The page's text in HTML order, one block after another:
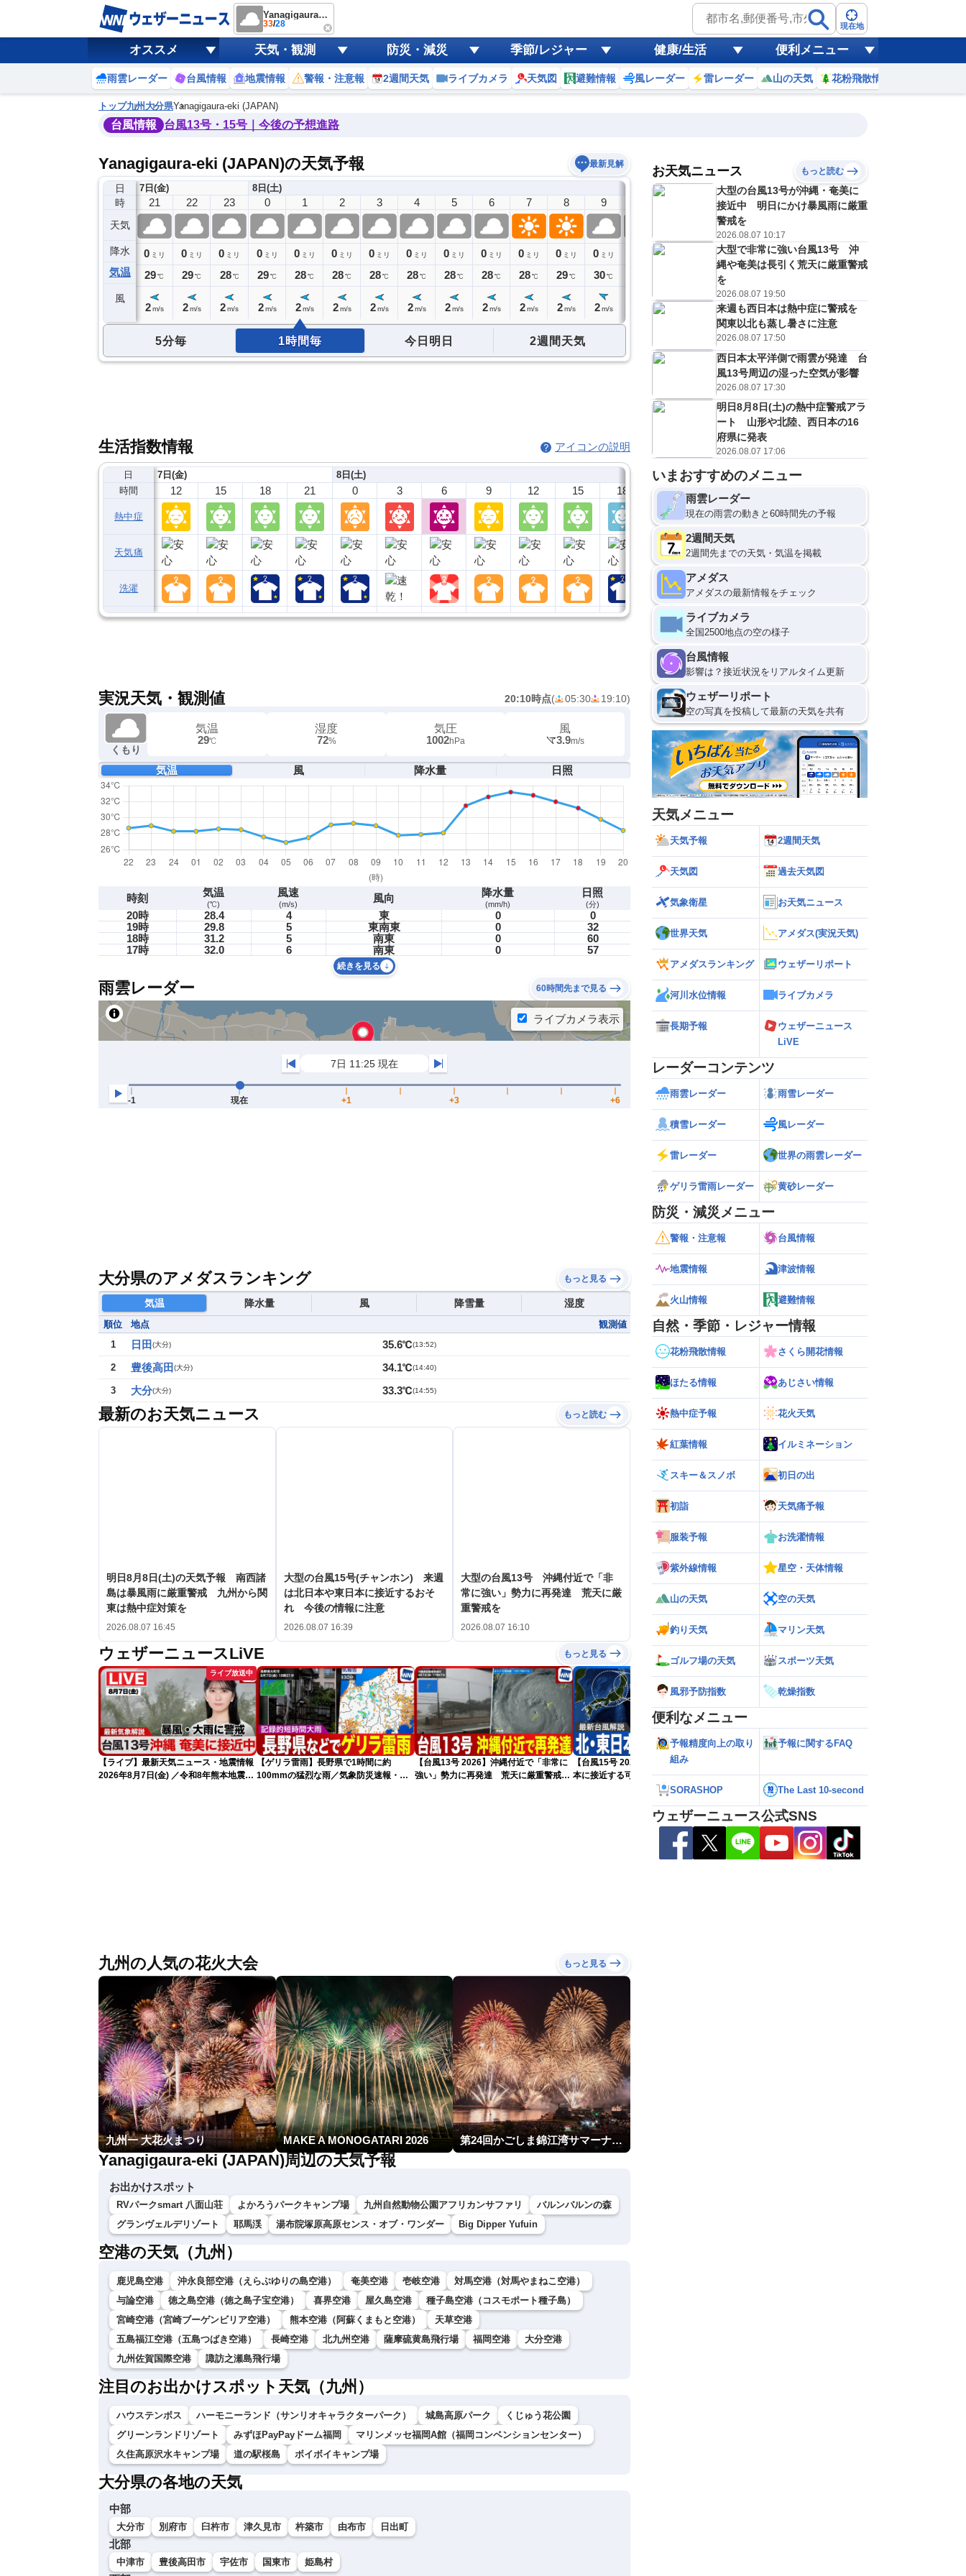
Yanagigaura-eki (JAPAN)
33/28 現在地
オススメ 天気・観測 防災・減災 季節/レジャー 健康/生活 便利メニュー
雨雲レーダー 台風情報 地震情報 警報・注意報 2週間天気 ライブカメラ 天気図 避難情報 風レーダー 雷レーダー 山の天気 花粉飛散情報
トップ九州 大分県Yanagigaura-eki (JAPAN)
台風情報 台風13号・15号｜今後の予想進路
Yanagigaura-eki (JAPAN)の天気予報 最新見解
日
時
天気
降水
気温
風
7日(金)
20
0ミリ
29℃
21
0 ミリ
29℃
2 m/s
22
0 ミリ
29℃
2 m/s
23
0 ミリ
28 ℃
2m/s
8日(土)
0
0 ミリ
29℃
2 m/s
1
0 ミリ
28℃
2 m/s
2
0 ミリ
28℃
2 m/s
3
0 ミリ
28℃
2 m/s
4
0 ミリ
28℃
2 m/s
5
0 ミリ
28℃
2 m/s
6
0 ミリ
28℃
2 m/s
7
0 ミリ
28℃
2 m/s
8
0 ミリ
29℃
2 m/s
9
0 ミリ
30℃
2 m/s
12
ミリ
℃
m/s
13
0ミリ
3m/s
14
0ミリ
3m/s
15
0ミリ
3m/s
16
0
3
5分毎 1時間毎 今日明日 2週間天気
生活指数情報 アイコンの説明
日
時間
熱中症
天気痛
洗濯
7日(金)
12 15 18 21
8日(土)
0 3 6 9 12 15 18 21
9日(日)
実況天気・観測値 20:10時点( 05:30 19:10)
くもり
気温
29℃
湿度
72%
気圧
1002hPa
風
3.9m/s
気温 風 降水量 日照
時刻 気温
(℃)
風速
(m/s) 風向 降水量
(mm/h)
日照
(分)
20時 28.4 4 東 0
0
19時
29.8 5 東南東 0
32
18時
31.2 5 南東 0
60
17時
32.0 6 南東 0 57
続きを見る
雨雲レーダー 60時間先まで見る
大分県のアメダスランキング もっと見る
気温 降水量 風 降雪量 湿度
順位 地点
観測値
1
日田 (大分) 35.6℃(13:52)
2 豊後高田 (大分) 34.1℃(14:40)
3 大分(大分) 33.3℃(14:55)
最新のお天気ニュース もっと読む
明日8月8日(土)の天気予報 南西諸
島は暴風雨に厳重警戒 九州から関
東は熱中症対策を
2026.08.07 16:45
大型の台風15号(チャンホン) 来週
は北日本や東日本に接近するおそ
れ 今後の情報に注意
2026.08.07 16:39
大型の台風13号 沖縄付近で「非
常に強い」勢力に再発達 荒天に厳
重警戒を
2026.08.07 16:10
ウェザーニュースLiVE もっと見る
ライブ放送中
【ライブ】最新天気ニュース・地震情報
2026年8月7日(金) ／令和8年熊本地震情
【ゲリラ雷雨】長野県で1時間に約
100mmの猛烈な雨／気象防災速報・記
【台風13号 2026】沖縄付近で「非常に
強い」勢力に再発達 荒天に厳重警戒を
【台風15号 2026】来週は北日本や東日
本に接近する可能性／ウェザーニュース
気象予報士解説（7日16時更新）
響エリアと渋滞ピークの時間帯は？／
NEXCO中日本情報
九州の人気の花火大会 もっと見る
九州一 大花火まつり MAKE A MONOGATARI 2026 第24回かごしま錦江湾サマーナイト大花火大会
Yanagigaura-eki (JAPAN)周辺の天気予報
お出かけスポット
RVパークsmart 八面山荘 よかろうパークキャンプ場 九州自然動物公園アフリカンサファリ
バルンバルンの森
グランヴェルデリゾート
耶馬渓 湯布院塚原高原センス・オブ・ワンダー Big Dipper Yufuin
空港の天気（九州）
鹿児島空港 沖永良部空港（えらぶゆりの島空港） 奄美空港 壱岐空港
対馬空港（対馬やまねこ空港）
与論空港
徳之島空港（徳之島子宝空港） 喜界空港 屋久島空港
種子島空港（コスモポート種子島）
宮崎空港（宮崎ブーゲンビリア空港）
熊本空港（阿蘇くまもと空港）
天草空港
五島福江空港（五島つばき空港）
長崎空港 北九州空港 薩摩硫黄島飛行場 福岡空港
大分空港
九州佐賀国際空港
諏訪之瀬島飛行場
注目のお出かけスポット天気（九州）
ハウステンボス ハーモニーランド（サンリオキャラクターパーク） 城島高原パーク
くじゅう花公園
グリーンランドリゾート
みずほPayPayドーム福岡
マリンメッセ福岡A館（福岡コンベンションセンター）
久住高原沢水キャンプ場
道の駅桜島 ボイボイキャンプ場
大分県の各地の天気
中部
大分市 別府市 臼杵市 津久見市 杵築市 由布市 日出町
北部
中津市 豊後高田市 宇佐市 国東市 姫島村
お天気ニュース もっと読む
大型の台風13号が沖縄・奄美に
接近中 明日にかけ暴風雨に厳重
警戒を
2026.08.07 10:17
大型で非常に強い台風13号 沖
縄や奄美は長引く荒天に厳重警戒
を
2026.08.07 19:50
来週も西日本は熱中症に警戒を
関東以北も蒸し暑さに注意
2026.08.07 17:50
西日本太平洋側で雨雲が発達 台
風13号周辺の湿った空気が影響
2026.08.07 17:30
明日8月8日(土)の熱中症警戒アラ
ート 山形や北陸、西日本の16
府県に発表
2026.08.07 17:06
いまおすすめのメニュー
雨雲レーダー
現在の雨雲の動きと60時間先の予報
2週間天気
2週間先までの天気・気温を掲載
アメダス
アメダスの最新情報をチェック
ライブカメラ
全国2500地点の空の様子
台風情報
影響は？接近状況をリアルタイム更新
ウェザーリポート
空の写真を投稿して最新の天気を共有
天気メニュー
天気予報 2週間天気
天気図 過去天気図
気象衛星 お天気ニュース
世界天気 アメダス(実況天気)
アメダスランキング ウェザーリポート
河川水位情報 ライブカメラ
長期予報
ウェザーニュース
LiVE
レーダーコンテンツ
雨雲レーダー 雨雪レーダー
積雪レーダー 風レーダー
雷レーダー 世界の雨雲レーダー
ゲリラ雷雨レーダー 黄砂レーダー
防災・減災メニュー
警報・注意報 台風情報
地震情報 津波情報
火山情報 避難情報
自然・季節・レジャー情報
花粉飛散情報 さくら開花情報
ほたる情報 あじさい情報
熱中症予報 花火天気
紅葉情報 イルミネーション
スキー＆スノボ 初日の出
初詣 天気痛予報
服装予報 お洗濯情報
紫外線情報 星空・天体情報
山の天気 空の天気
釣り天気 マリン天気
ゴルフ場の天気 スポーツ天気
風邪予防指数 乾燥指数
便利なメニュー
予報精度向上の取り
組み
予報に関するFAQ
SORASHOP The Last 10-second
ウェザーニュース公式SNS